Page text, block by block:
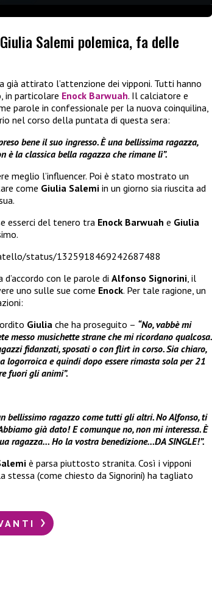
Salemi polemica, fa delle
già attirato l’attenzione dei vipponi. Tutti hanno
in particolare Enock Barwuah. Il calciatore e
parole in confessionale per la nuova coinquilina,
nel corso della puntata di questa sera:
bene il suo ingresso. È una bellissima ragazza,
è la classica bella ragazza che rimane lì”.
meglio l’influencer. Poi è stato mostrato un
come Giulia Salemi in un giorno sia riuscita ad
esserci del tenero tra Enock Barwuah e Giulia
status/1325918469242687488
con le parole di Alfonso Signorini, il
uno sulle sue come Enock. Per tale ragione, un
Giulia che ha proseguito – “No, vabbè mi
messo musichette strane che mi ricordano qualcosa.
fidanzati, sposati o con flirt in corso. Sia chiaro,
logorroica e quindi dopo essere rimasta sola per 21
fuori gli animi”.
bellissimo ragazzo come tutti gli altri. No Alfonso, ti
già dato! E comunque no, non mi interessa. È
ragazza… Ho la vostra benedizione…DA SINGLE!”.
è parsa piuttosto stranita. Così i vipponi
stessa (come chiesto da Signorini) ha tagliato